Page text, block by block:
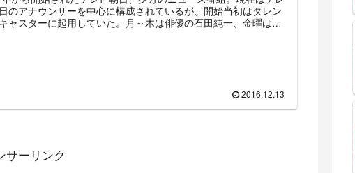
のアナウンサーを中心に構成されているが、開始当初はタレン
ャスターに起用していた。月～木は俳優の石田純一、金曜は元
し各地で放送される。スーパーJチャンネルは、放送時間前に人気
の再放送を設けており高視聴率を確保している現状がある。ド
出演するキャスター・アナウンサー・リポーターの一覧と番組
まとめる。
2016.12.13
サーリンク